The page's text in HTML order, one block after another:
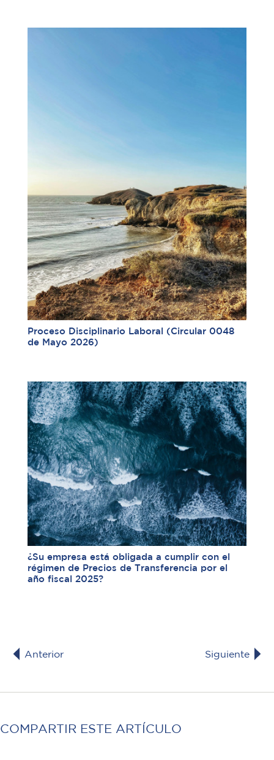
Proceso Disciplinario Laboral (Circular 0048
de Mayo 2026)
¿Su empresa está obligada a cumplir con el
régimen de Precios de Transferencia por el
año fiscal 2025?
Anterior Siguiente
COMPARTIR ESTE ARTÍCULO